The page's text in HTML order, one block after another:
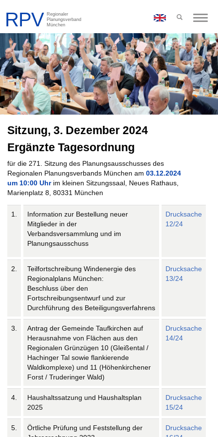
Toggle
Sitzung, 3. Dezember 2024
Ergänzte Tagesordnung
für die 271. Sitzung des Planungsausschusses des
Regionalen Planungsverbands München am 03.12.2024
um 10:00 Uhrim kleinen Sitzungssaal, Neues Rathaus,
Marienplatz 8, 80331 München
1.
Information zur Bestellung neuer
Mitglieder in der
Verbandsversammlung und im
Planungsausschuss
Drucksache
12/24
2.
Teilfortschreibung Windenergie des
Regionalplans München:
Beschluss über den
Fortschreibungsentwurf und zur
Durchführung des Beteiligungsverfahrens
Drucksache
13/24
3.
Antrag der Gemeinde Taufkirchen auf
Herausnahme von Flächen aus den
Regionalen Grünzügen 10 (Gleißental /
Hachinger Tal sowie flankierende
Waldkomplexe) und 11 (Höhenkirchener
Forst / Truderinger Wald)
Drucksache
14/24
4.
Haushaltssatzung und Haushaltsplan
2025
Drucksache
15/24
5.
Örtliche Prüfung und Feststellung der
Drucksache